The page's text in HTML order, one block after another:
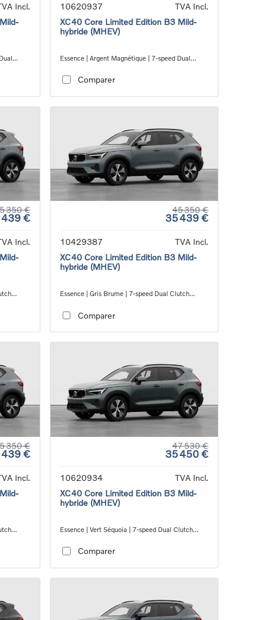
Incl.
10620937
TVA Incl.
XC40 Core Limited Edition B3 Mild-
hybride (MHEV)
Essence | Argent Magnétique | 7-speed Dual
Comparer
350 €
439 €
Incl.
45 350 €
35 439 €
10429387
TVA Incl.
XC40 Core Limited Edition B3 Mild-
hybride (MHEV)
Essence | Gris Brume | 7-speed Dual Clutch
Comparer
350 €
439 €
Incl.
47 530 €
35 450 €
10620934
TVA Incl.
XC40 Core Limited Edition B3 Mild-
hybride (MHEV)
Essence | Vert Séquoia | 7-speed Dual Clutch
Comparer